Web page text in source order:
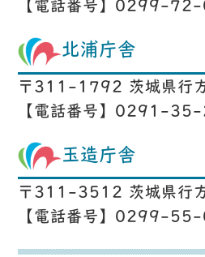
【電話番号】0299-
北浦庁舎
〒311-1792 茨城県行
【電話番号】0291-
玉造庁舎
〒311-3512 茨城県行
【電話番号】0299-